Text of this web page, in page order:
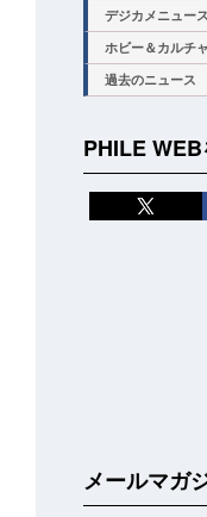
デジカメニュース
ホビー＆カルチ
過去のニュース
PHILE
メールマガ